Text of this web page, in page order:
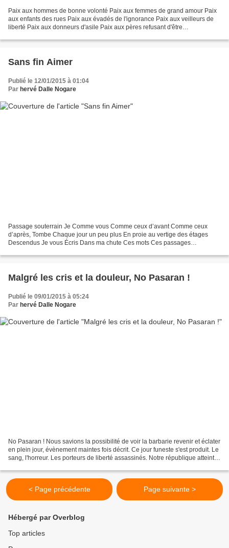
Paix aux hommes de bonne volonté Paix aux femmes de grand amour Paix
aux enfants des rues Paix aux évadés de l'ignorance Paix aux veilleurs de
liberté Paix aux donneurs d'asile Paix aux pères refusant d'être
Sans fin Aimer
Publié le 12/01/2015 à 01:04
Par hervé Dalle Nogare
Passage souterrain Je Comme vous Comme ceux d’avant Comme ceux
d’après, Tombe Chaque jour un peu plus En proie au vertige des étages
Descendus Je vous Écris Dans ma chute Ces mots Ces passages
Malgré les cris et la douleur, No Pasaran !
Publié le 09/01/2015 à 05:24
Par hervé Dalle Nogare
No Pasaran ! Nous savions la possibilité de voir la barbarie revenir et éclater
en plein jour, évènement maintes fois décrit. Ce jour funeste s'est produit. Le
sang, l'horreur. Les porteurs de liberté assassinés. Notre république atteinte,
< Page précédente Page suivante >
Hébergé par Overblog
Top articles